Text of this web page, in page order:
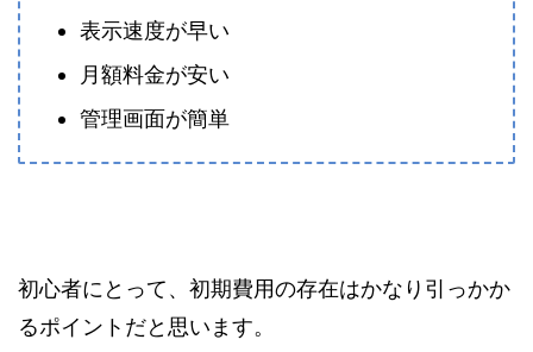
表示速度が早い
月額料金が安い
管理画面が簡単
初心者にとって、初期費用の存在はかなり引っかか
るポイントだと思います。